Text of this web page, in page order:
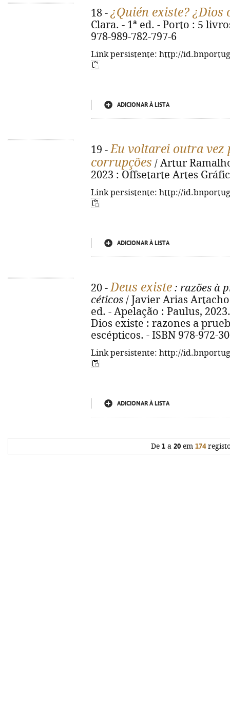
18 - ¿Quién existe? ¿Dios
Clara. - 1ª ed. - Porto : 5
978-989-782-797-6
Link persistente: http://
ADICIONAR À LISTA
19 -Eu voltarei outra vez
corrupções / Artur
2023 : Offsetarte Artes
Link persistente: http://
ADICIONAR À LISTA
20 -Deus existe : razões à
céticos / Javier Arias
ed. - Apelação : Paulus,
Dios existe : razones a
escépticos. - ISBN 978-972-
Link persistente: http://
ADICIONAR À LISTA
De 1 a 20 em 174